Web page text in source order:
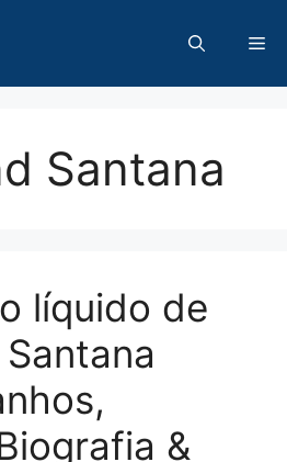
Santana
líquido de
&